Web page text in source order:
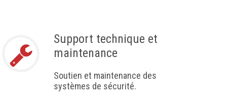
Support technique et
maintenance
Soutien et maintenance des
systèmes de sécurité.